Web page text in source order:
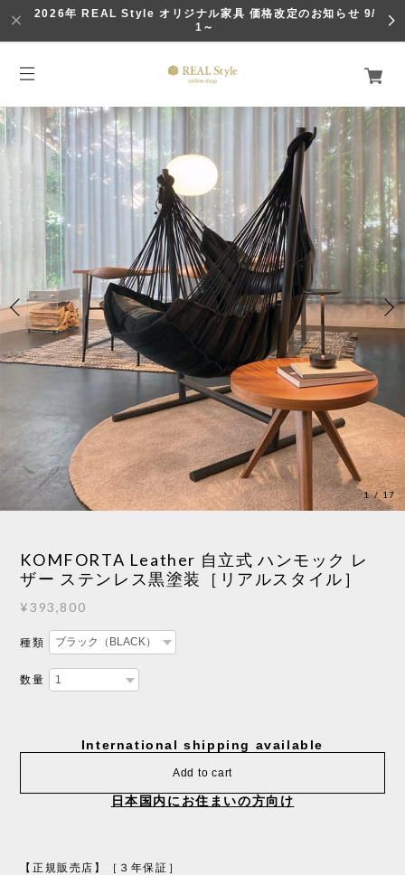
2026年 REAL Style オリジナル家具 価格改定のお知らせ 9/
1～
1/17
KOMFORTA Leather 自立式 ハンモック レ
ザー ステンレス黒塗装［リアルスタイル］
¥393,800
種類
数量
International shipping available
Add to cart
日本国内にお住まいの方向け
【正規販売店】［３年保証］